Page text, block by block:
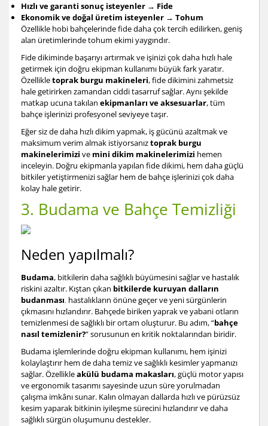
Hızlı ve garanti sonuç isteyenler → Fide
Ekonomik ve doğal üretim isteyenler → Tohum
Özellikle hobi bahçelerinde fide daha çok tercih edilirken, geniş
alan üretimlerinde tohum ekimi yaygındır.
Fide dikiminde başarıyı artırmak ve işinizi çok daha hızlı hale
getirmek için doğru ekipman kullanımı büyük fark yaratır.
Özellikletoprak burgu makineleri,fide dikimini zahmetsiz
hale getirirken zamandan ciddi tasarruf sağlar. Aynı şekilde
matkap ucuna takılan ekipmanları ve aksesuarlar, tüm
bahçe işlerinizi profesyonel seviyeye taşır.
Eğer siz de daha hızlı dikim yapmak, iş gücünü azaltmak ve
maksimum verim almak istiyorsanıztoprak burgu
makinelerimizi ve mini dikim makinelerimizi hemen
inceleyin. Doğru ekipmanla yapılan fide dikimi, hem daha güçlü
bitkiler yetiştirmenizi sağlar hem de bahçe işlerinizi çok daha
kolay hale getirir.
3. Budama ve Bahçe Temizliği
Neden yapılmalı?
Budama, bitkilerin daha sağlıklı büyümesini sağlar ve hastalık
riskini azaltır. Kıştan çıkan bitkilerde kuruyan dalların
budanması, hastalıkların önüne geçer ve yeni sürgünlerin
çıkmasını hızlandırır. Bahçede biriken yaprak ve yabani otların
temizlenmesi de sağlıklı bir ortam oluşturur. Bu adım, “bahçe
nasıl temizlenir?” sorusunun en kritik noktalarından biridir.
Budama işlemlerinde doğru ekipman kullanımı, hem işinizi
kolaylaştırır hem de daha temiz ve sağlıklı kesimler yapmanızı
sağlar. Özellikleakülü budama makasları, güçlü motor yapısı
ve ergonomik tasarımı sayesinde uzun süre yorulmadan
çalışma imkânı sunar. Kalın olmayan dallarda hızlı ve pürüzsüz
kesim yaparak bitkinin iyileşme sürecini hızlandırır ve daha
sağlıklı sürgün oluşumunu destekler.